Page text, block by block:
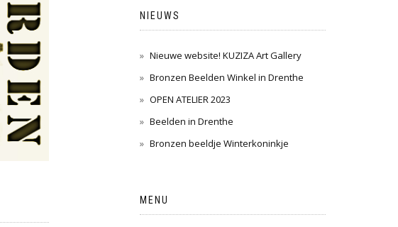
NIEUWS
Nieuwe website! KUZIZA Art Gallery
Bronzen Beelden Winkel in Drenthe
OPEN ATELIER 2023
Beelden in Drenthe
Bronzen beeldje Winterkoninkje
MENU